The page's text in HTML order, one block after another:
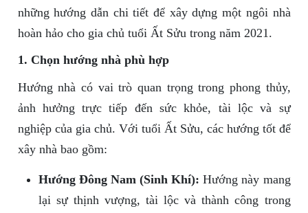
những hướng dẫn chi tiết để xây dựng một ngôi nhà
hoàn hảo cho gia chủ tuổi Ất Sửu trong năm 2021.
1. Chọn hướng nhà phù hợp
Hướng nhà có vai trò quan trọng trong phong thủy,
ảnh hưởng trực tiếp đến sức khỏe, tài lộc và sự
nghiệp của gia chủ. Với tuổi Ất Sửu, các hướng tốt để
xây nhà bao gồm:
Hướng Đông Nam (Sinh Khí): Hướng này mang
lại sự thịnh vượng, tài lộc và thành công trong